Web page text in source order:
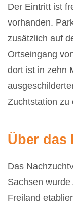
Der Eintritt ist
vorhanden.
zusätzlich auf
Ortseingang
dort ist in zehn
Zuchtstation zu
Über das
Das
Sachsen
Freiland